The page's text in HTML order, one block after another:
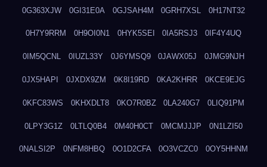
0G363XJW 0GI31E0A 0GJSAH4M 0GRH7XSL 0H17NT32
0H7Y9RRM 0H9OI0N1 0HYK5SEI 0IA5RSJ3 0IF4Y4UQ
0IM5QCNL 0IUZL33Y 0J6YMSQ9 0JAWX05J 0JMG9NJH
0JX5HAPI 0JXDX9ZM 0K8I19RD 0KA2KHRR 0KCE9EJG
0KFC83WS 0KHXDLT8 0KO7R0BZ 0LA240G7 0LIQ91PM
0LPY3G1Z 0LTLQ0B4 0M40H0CT 0MCMJJJP 0N1LZI50
0NALSI2P 0NFM8HBQ 0O1D2CFA 0O3VCZC0 0OY5HHNM